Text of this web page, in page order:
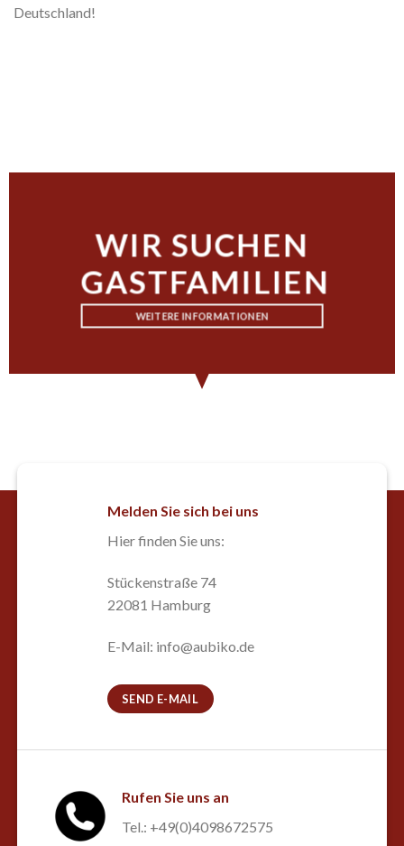
Deutschland!
WIR SUCHEN
GASTFAMILIEN
WEITERE INFORMATIONEN
Melden Sie sich bei uns
Hier finden Sie uns:
Stückenstraße 74
22081 Hamburg
E-Mail: info@aubiko.de
SEND E-MAIL
Rufen Sie uns an
Tel.: +49(0)4098672575